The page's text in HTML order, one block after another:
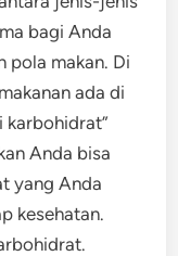
bagi Anda
pola makan. Di
ada di
karbohidrat”
Anda bisa
yang Anda
kesehatan.